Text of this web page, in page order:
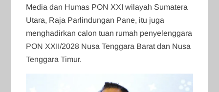
Media dan Humas PON XXI wilayah Sumatera
Utara, Raja Parlindungan Pane, itu juga
menghadirkan calon tuan rumah penyelenggara
PON XXII/2028 Nusa Tenggara Barat dan Nusa
Tenggara Timur.